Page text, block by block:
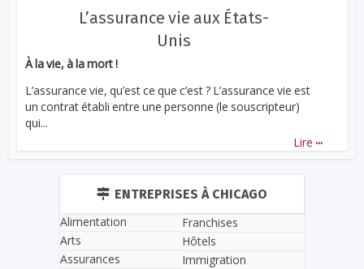
L’assurance vie aux États-
Unis
À la vie, à la mort !
L’assurance vie, qu’est ce que c’est ? L’assurance vie est
un contrat établi entre une personne (le souscripteur)
qui...
Lire ...
ENTREPRISES À CHICAGO
Alimentation
Arts
Assurances
Franchises
Hôtels
Immigration